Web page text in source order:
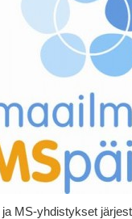
ja MS-yhdistykset